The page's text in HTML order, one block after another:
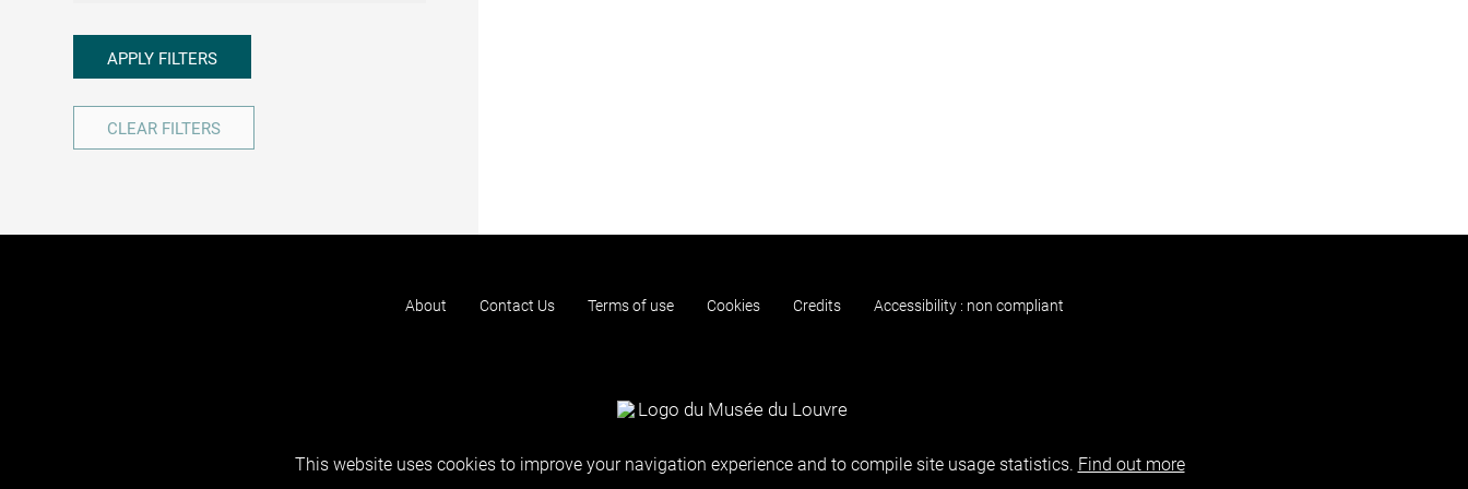
APPLY FILTERS
CLEAR FILTERS
About Contact Us Terms of use Cookies Credits Accessibility : non compliant
This website uses cookies to improve your navigation experience and to compile site usage statistics. Find out more